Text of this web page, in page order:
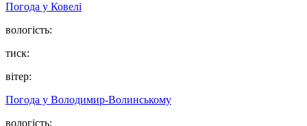
Погода у Ковелі
вологість:
тиск:
вітер:
Погода у Володимир-Волинському
вологість: